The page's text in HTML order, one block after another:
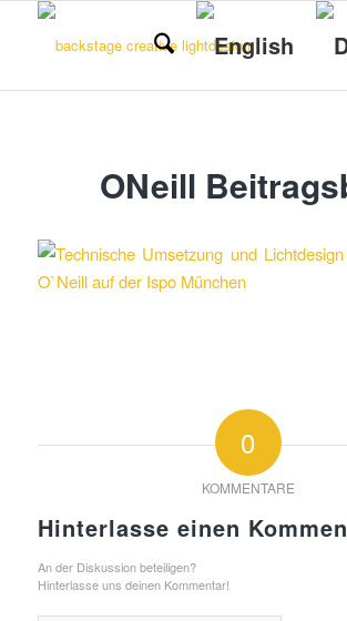
ONeill
0
KOMMENTARE
Hinterlasse einen
An der Diskussion beteiligen?
Hinterlasse uns deinen Kommentar!